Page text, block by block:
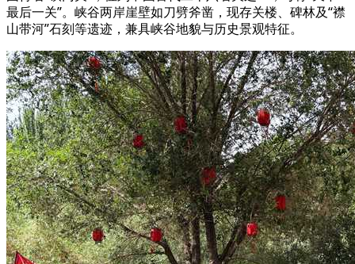
最后一关”。峡谷两岸崖壁如刀劈斧凿，现存关楼、碑林及“襟
山带河”石刻等遗迹，兼具峡谷地貌与历史景观特征。